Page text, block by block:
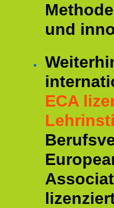
und
ECA